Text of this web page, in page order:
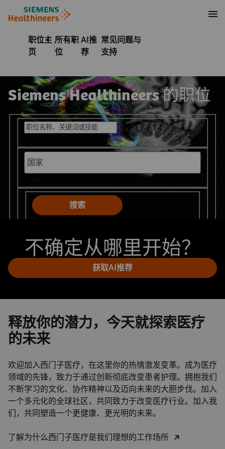
职位主
页
所有职
位
AI推
荐
常见问题与
支持
Siemens Healthineers 的职位
搜索公开职位
搜索
不确定从哪里开始？
获取AI推荐
释放你的潜力，今天就探索医疗
的未来
欢迎加入西门子医疗，在这里你的热情激发变革。成为医疗
领域的先锋，致力于通过创新彻底改变患者护理。拥抱我们
不断学习的文化、协作精神以及迈向未来的大胆步伐。加入
一个多元化的全球社区，共同致力于改变医疗行业。加入我
们，共同塑造一个更健康、更光明的未来。
了解为什么西门子医疗是我们理想的工作场所